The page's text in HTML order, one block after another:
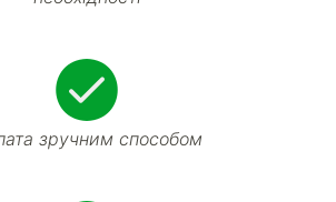
зручним способом